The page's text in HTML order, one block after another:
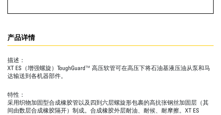
产品详情
描述：
XT ES（增强螺旋）ToughGuard™ 高压软管可在高压下将石油基液压油从泵和马
达输送到各机器部件。
特性：
采用织物加固型合成橡胶管以及四到六层螺旋形包裹的高抗张钢丝加固层（其
间由数层合成橡胶隔开）制成。合成橡胶外层耐油、耐候、耐摩擦。XT ES